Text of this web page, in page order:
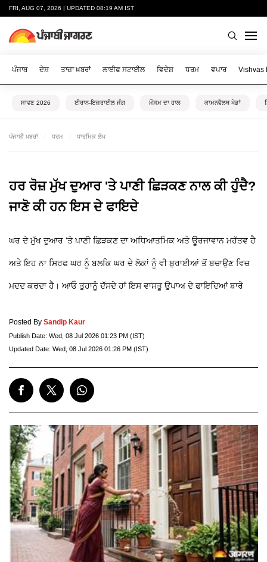
FRI, AUG 07, 2026 | UPDATED 08:19 AM IST
ਪੰਜਾਬ ਦੇਸ਼ ਤਾਜ਼ਾ ਖ਼ਬਰਾਂ ਲਾਈਫ ਸਟਾਈਲ ਵਿਦੇਸ਼ ਧਰਮ ਵਪਾਰ Vishvas
ਸਾਵਣ 2026 ਈਰਾਨ-ਇਜ਼ਰਾਈਲ ਜੰਗ ਮੌਸਮ ਦਾ ਹਾਲ ਕਾਮਨਵੈਲਥ ਖੇਡਾਂ
ਪੰਜਾਬੀ ਖ਼ਬਰਾਂ ਧਰਮ ਧਾਰਮਿਕ ਲੇਖ
ਹਰ ਰੋਜ਼ ਮੁੱਖ ਦੁਆਰ 'ਤੇ ਪਾਣੀ ਛਿੜਕਣ ਨਾਲ ਕੀ ਹੁੰਦੈ?
ਜਾਣੋ ਕੀ ਹਨ ਇਸ ਦੇ ਫਾਇਦੇ
ਘਰ ਦੇ ਮੁੱਖ ਦੁਆਰ 'ਤੇ ਪਾਣੀ ਛਿੜਕਣ ਦਾ ਅਧਿਆਤਮਿਕ ਅਤੇ ਊਰਜਾਵਾਨ ਮਹੱਤਵ ਹੈ
ਅਤੇ ਇਹ ਨਾ ਸਿਰਫ ਘਰ ਨੂੰ ਬਲਕਿ ਘਰ ਦੇ ਲੋਕਾਂ ਨੂੰ ਵੀ ਬੁਰਾਈਆਂ ਤੋਂ ਬਚਾਉਣ ਵਿਚ
ਮਦਦ ਕਰਦਾ ਹੈ। ਆਓ ਤੁਹਾਨੂੰ ਦੱਸਦੇ ਹਾਂ ਇਸ ਵਾਸਤੂ ਉਪਾਅ ਦੇ ਫਾਇਦਿਆਂ ਬਾਰੇ
Posted By Sandip Kaur
Publish Date: Wed, 08 Jul 2026 01:23 PM (IST)
Updated Date: Wed, 08 Jul 2026 01:26 PM (IST)